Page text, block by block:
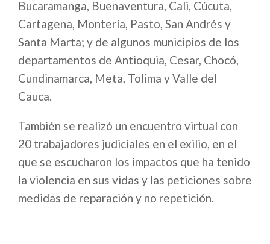
Bucaramanga, Buenaventura, Cali, Cúcuta,
Cartagena, Montería, Pasto, San Andrés y
Santa Marta; y de algunos municipios de los
departamentos de Antioquia, Cesar, Chocó,
Cundinamarca, Meta, Tolima y Valle del
Cauca.
También se realizó un encuentro virtual con
20 trabajadores judiciales en el exilio, en el
que se escucharon los impactos que ha tenido
la violencia en sus vidas y las peticiones sobre
medidas de reparación y no repetición.